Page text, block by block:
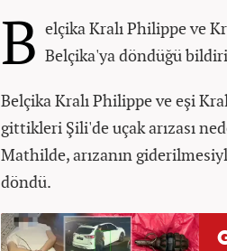
B elçika Kralı Philippe ve
Belçika'ya döndüğü
Belçika Kralı Philippe ve eşi
gittikleri Şili'de uçak arızası
Mathilde, arızanın
döndü.